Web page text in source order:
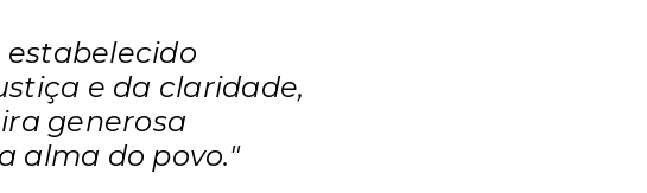
e da claridade,
generosa
alma do povo."